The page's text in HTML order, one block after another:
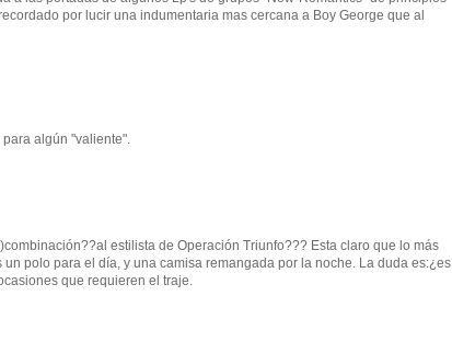
por lucir una indumentaria mas cercana a Boy George que al
algún "valiente".
estilista de Operación Triunfo??? Esta claro que lo más
polo para el día, y una camisa remangada por la noche. La duda es:¿es
que requieren el traje.